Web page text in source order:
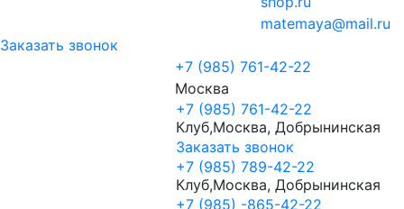
matemaya@mail.ru
Заказать звонок
+7 (985) 761-42-22
Москва
+7 (985) 761-42-22
Клуб,Москва, Добрынинская
Заказать звонок
+7 (985) 789-42-22
Клуб,Москва, Добрынинская
+7 (985) -865-42-22